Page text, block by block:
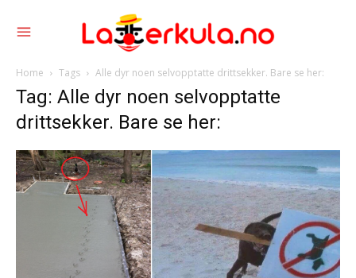
Home Tags Alle dyr noen selvopptatte drittsekker. Bare se her:
Tag: Alle dyr noen selvopptatte
drittsekker. Bare se her: